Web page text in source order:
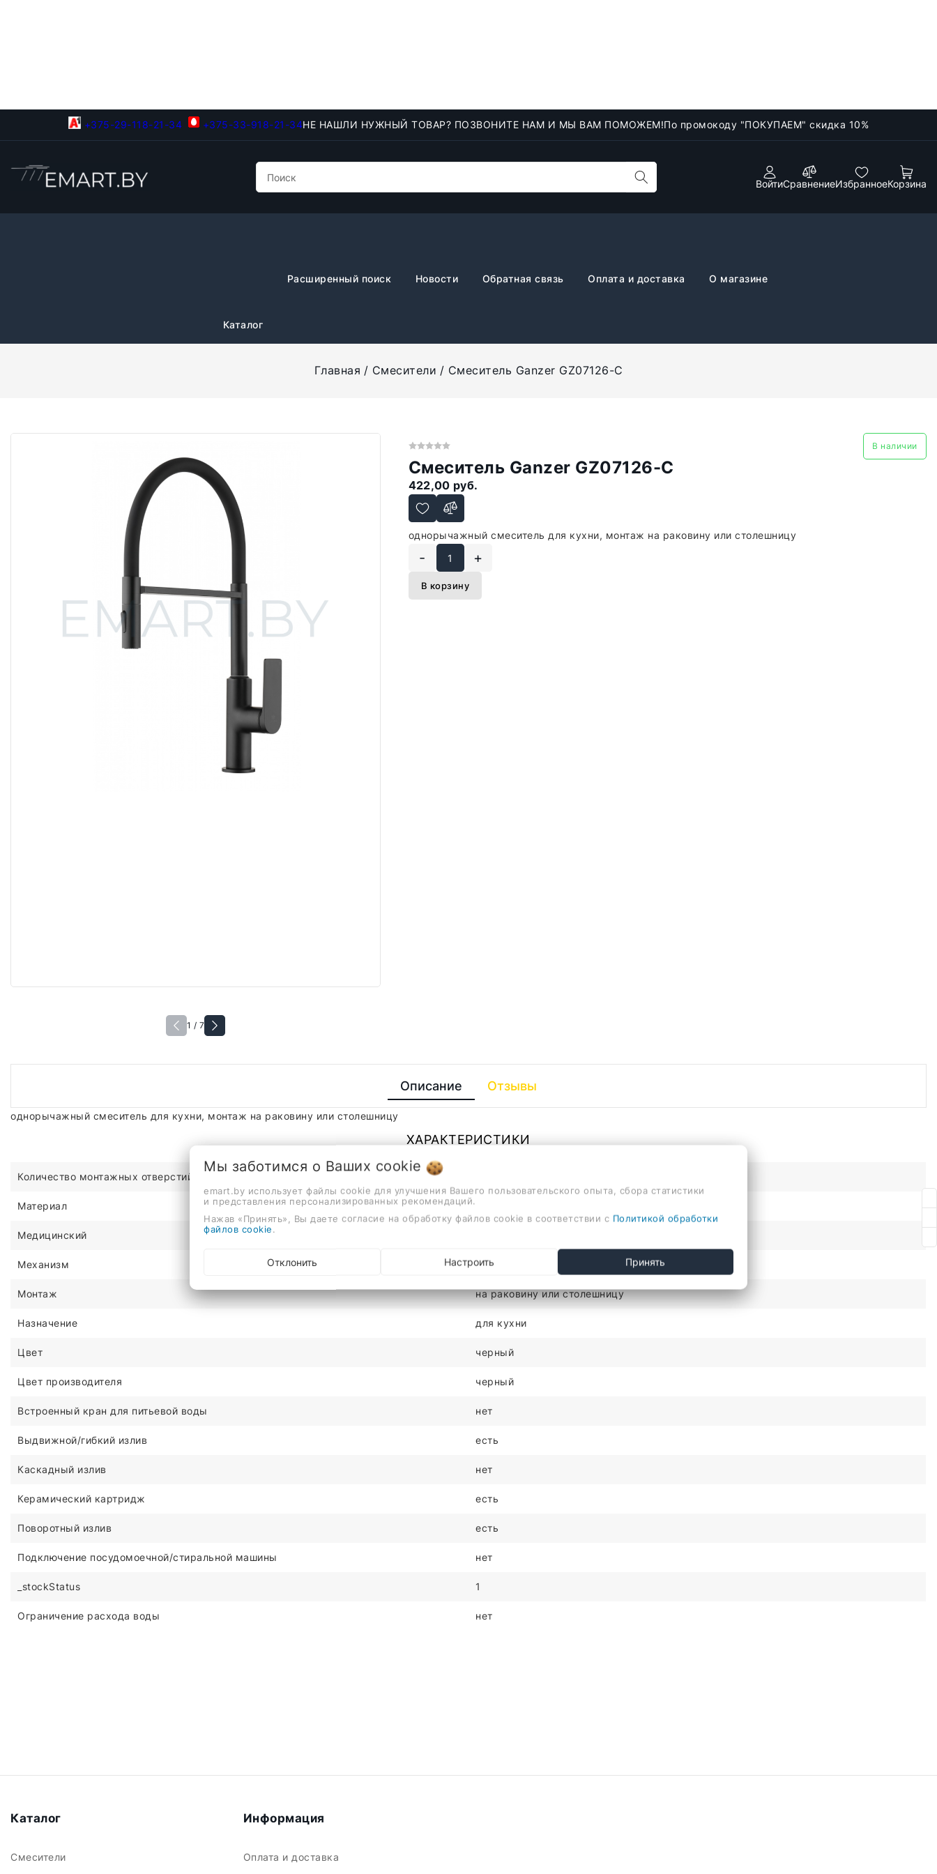
+375-29-118-21-34 +375-33-918-21-34НЕ НАШЛИ НУЖНЫЙ ТОВАР? ПОЗВОНИТЕ НАМ И МЫ ВАМ ПОМОЖЕМ!По промокоду "ПОКУПАЕМ" скидка 10%
ВойтиСравнениеИзбранноеКорзина
Каталог
Расширенный поиск Новости Обратная связь Оплата и доставка О магазине
Главная Смесители Смеситель Ganzer GZ07126-C
1 / 7
В наличии
Смеситель Ganzer GZ07126-C
422,00 руб.
однорычажный смеситель для кухни, монтаж на раковину или столешницу
- +
В корзину
Описание Отзывы
однорычажный смеситель для кухни, монтаж на раковину или столешницу
ХАРАКТЕРИСТИКИ
Количество монтажных отверстий
Материал
Медицинский
Механизм однорычажный
Монтаж на раковину или столешницу
Назначение для кухни
Цвет черный
Цвет производителя черный
Встроенный кран для питьевой воды нет
Выдвижной/гибкий излив есть
Каскадный излив нет
Керамический картридж есть
Поворотный излив есть
Подключение посудомоечной/стиральной машины нет
_stockStatus 1
Ограничение расхода воды нет
Каталог
Смесители
Информация
Оплата и доставка
Мы заботимся о Ваших cookie
emart.by использует файлы cookie для улучшения Вашего пользовательского опыта, сбора статистики
и представления персонализированных рекомендаций.
Нажав «Принять», Вы даете согласие на обработку файлов cookie в соответствии с Политикой обработки
файлов cookie.
Отклонить Настроить Принять